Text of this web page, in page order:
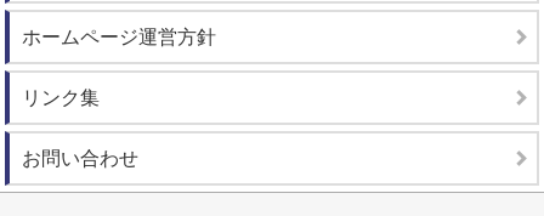
ホームページ運営方針
リンク集
お問い合わせ